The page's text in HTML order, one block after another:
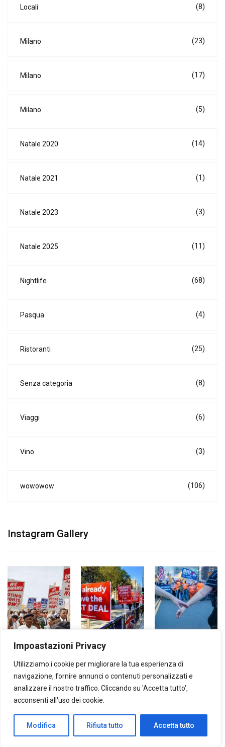
Impoastazioni Privacy
Utilizziamo i cookie per migliorare la tua esperienza di
navigazione, fornire annunci o contenuti personalizzati e
analizzare il nostro traffico. Cliccando su 'Accetta tutto',
acconsenti all'uso dei cookie.
Modifica Rifiuta tutto Accetta tutto
Locali (8)
Milano (23)
Milano (17)
Milano (5)
Natale 2020 (14)
Natale 2021 (1)
Natale 2023 (3)
Natale 2025 (11)
Nightlife (68)
Pasqua (4)
Ristoranti (25)
Senza categoria (8)
Viaggi (6)
Vino (3)
wowowow (106)
Instagram Gallery